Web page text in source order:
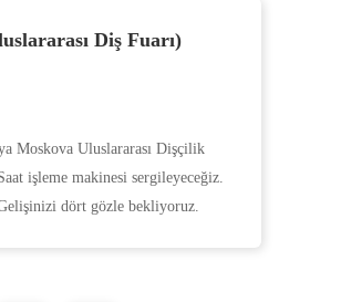
Diş Fuarı)
Moskova Uluslararası Dişçilik
işleme makinesi sergileyeceğiz.
dört gözle bekliyoruz.